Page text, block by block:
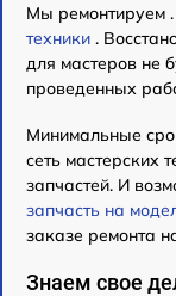
Мы ремонтируем
техники .
для мастеров не
проведенных
Минимальные
сеть мастерских
запчастей. И
запчасть на
заказе ремонта
Знаем свое